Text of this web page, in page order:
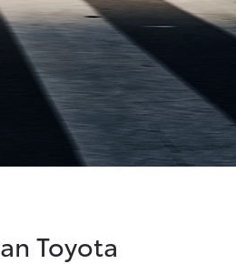
Toyota